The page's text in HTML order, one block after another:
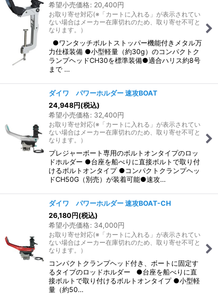
希望小売価格: 20,400円
お取り寄せ対応(※「カートに入れる」が表示されてい
ない場合はメーカー在庫切れのため、取り寄せ不可と
なります。）
●ワンタッチボルトストッパー機能付きメタル万
力仕様装備 ●小型軽量（約30g）のコンパクトク
ランプヘッドCH30を標準装備●適合ハリス約8号
まで …
ダイワ パワーホルダー 速攻BOAT
24,948円(税込)
希望小売価格: 32,400円
お取り寄せ対応(※「カートに入れる」が表示されてい
ない場合はメーカー在庫切れのため、取り寄せ不可と
なります。）
プレジャーボート専用のボルトオンタイプのロッ
ドホルダー ●台座を船べりに直接ボルトで取り付
けるボルトオンタイプ ●コンパクトクランプヘッ
ドCH50G（別売）が装着可能●速攻…
ダイワ パワーホルダー 速攻BOAT-CH
26,180円(税込)
希望小売価格: 34,000円
お取り寄せ対応(※「カートに入れる」が表示されてい
ない場合はメーカー在庫切れのため、取り寄せ不可と
なります。）
コンパクトクランプヘッド付き、ボートに固定す
るタイプのロッドホルダー ●台座を船べりに直
接ボルトで取り付けるボルトオンタイプ ●小型軽
量（約50…